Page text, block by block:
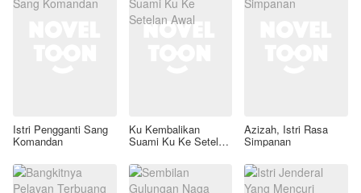
Istri Pengganti Sang
Komandan
Ku Kembalikan
Suami Ku Ke Setelan
Azizah, Istri Rasa
Simpanan